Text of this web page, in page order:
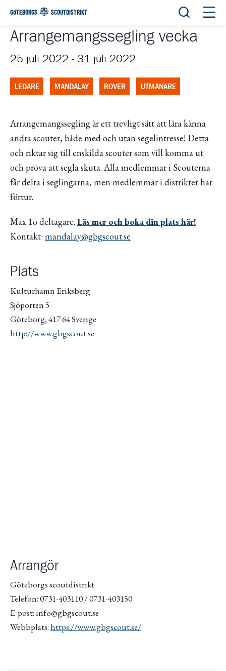
GÖTEBORGS SCOUTDISTRIKT Öppna
Arrangemangssegling vecka
25 juli 2022 - 31 juli 2022
LEDARE MANDALAY ROVER UTMANARE
Arrangemangssegling är ett trevligt sätt att lära känna
andra scouter, både med och utan segelintresse! Detta
och riktar sig till enskilda scouter som vill komma ut
och prova att segla skuta. Alla medlemmar i Scouterna
får delta i seglingarna, men medlemmar i distriktet har
förtur.
Max 1o deltagare. Läs mer och boka din plats här!
Kontakt: mandalay@gbgscout.se
Plats
Kulturhamn Eriksberg
Sjöporten 5
Göteborg,417 64Sverige
http://www.gbgscout.se
Arrangör
Göteborgs scoutdistrikt
Telefon: 0731-403110 / 0731-403150
E-post: info@gbgscout.se
Webbplats:https://www.gbgscout.se/